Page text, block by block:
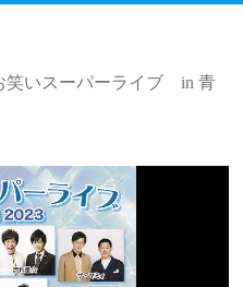
笑いスーパーライブ in 青